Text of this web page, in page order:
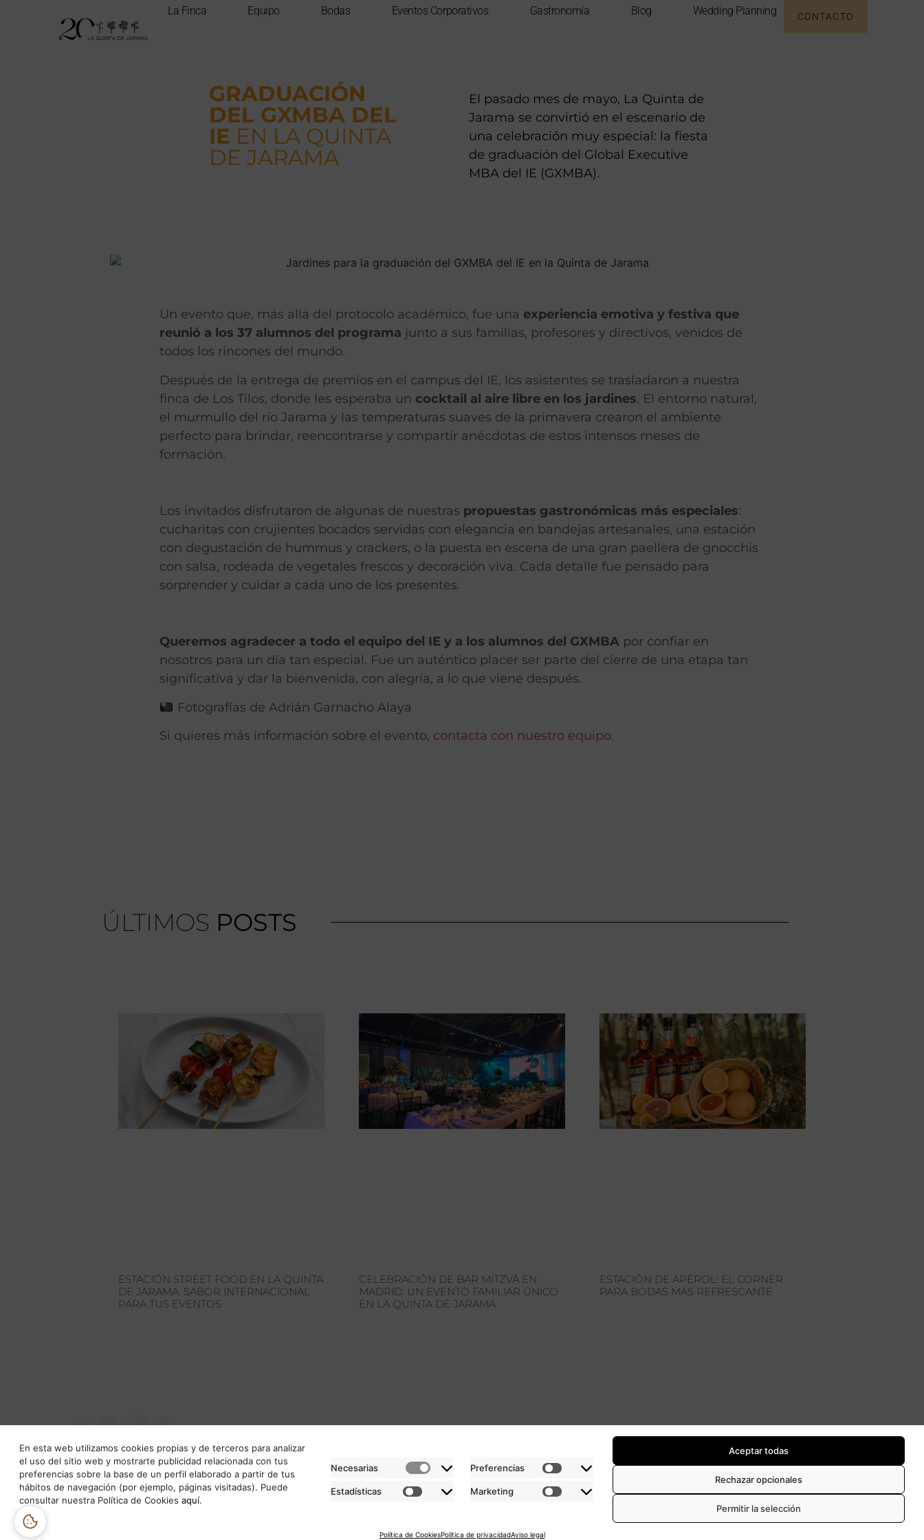
En esta web utilizamos cookies propias y de terceros para analizar
el uso del sitio web y mostrarte publicidad relacionada con tus
preferencias sobre la base de un perfil elaborado a partir de tus
hábitos de navegación (por ejemplo, páginas visitadas). Puede
consultar nuestra Política de Cookies aquí.
Necesarias Preferencias
Estadísticas Marketing
Aceptar todas
Rechazar opcionales
Permitir la selección
Política de CookiesPolítica de privacidadAviso legal
La Finca Equipo Bodas Eventos Corporativos Gastronomía Blog Wedding Planning CONTACTO
GRADUACIÓN
DEL GXMBA DEL
IE EN LA QUINTA
DE JARAMA
El pasado mes de mayo, La Quinta de
Jarama se convirtió en el escenario de
una celebración muy especial: la fiesta
de graduación del Global Executive
MBA del IE (GXMBA).
Un evento que, más allá del protocolo académico, fue una experiencia emotiva y festiva que
reunió a los 37 alumnos del programa junto a sus familias, profesores y directivos, venidos de
todos los rincones del mundo.
Después de la entrega de premios en el campus del IE, los asistentes se trasladaron a nuestra
finca de Los Tilos, donde les esperaba un cocktail al aire libre en los jardines. El entorno natural,
el murmullo del río Jarama y las temperaturas suaves de la primavera crearon el ambiente
perfecto para brindar, reencontrarse y compartir anécdotas de estos intensos meses de
formación.
Los invitados disfrutaron de algunas de nuestras propuestas gastronómicas más especiales:
cucharitas con crujientes bocados servidas con elegancia en bandejas artesanales, una estación
con degustación de hummus y crackers, o la puesta en escena de una gran paellera de gnocchis
con salsa, rodeada de vegetales frescos y decoración viva. Cada detalle fue pensado para
sorprender y cuidar a cada uno de los presentes.
Queremos agradecer a todo el equipo del IE y a los alumnos del GXMBA por confiar en
nosotros para un día tan especial. Fue un auténtico placer ser parte del cierre de una etapa tan
significativa y dar la bienvenida, con alegría, a lo que viene después.
Fotografías de Adrián Garnacho Alaya
Si quieres más información sobre el evento, contacta con nuestro equipo.
ÚLTIMOS POSTS
ESTACIÓN STREET FOOD EN LA QUINTA
DE JARAMA: SABOR INTERNACIONAL
PARA TUS EVENTOS
CELEBRACIÓN DE BAR MITZVÁ EN
MADRID: UN EVENTO FAMILIAR ÚNICO
EN LA QUINTA DE JARAMA
ESTACIÓN DE APEROL: EL CORNER
PARA BODAS MÁS REFRESCANTE
VISÍTANOS
28700 SAN SEBASTIÁN DE LOS REYES
(MADRID)
HORARIO CONTACTO
TEL 916589024
© 2023 All Rights Reserved.
privacidad
cookies